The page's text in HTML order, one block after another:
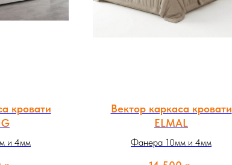
кровати
и 4мм
Вектор каркаса кровати
ELMAL
Фанера 10мм и 4мм